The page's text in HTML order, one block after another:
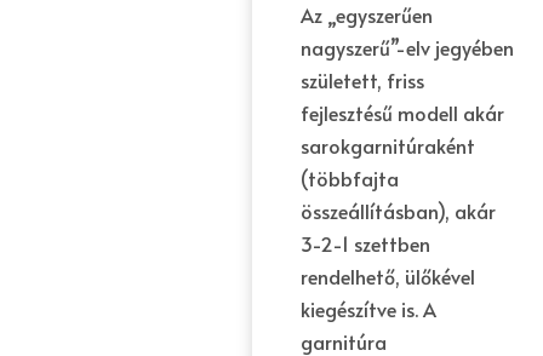
Az „egyszerűen
nagyszerű”-elv jegyében
született, friss
fejlesztésű modell akár
sarokgarnitúraként
(többfajta
összeállításban), akár
3-2-1 szettben
rendelhető, ülőkével
kiegészítve is. A
garnitúra